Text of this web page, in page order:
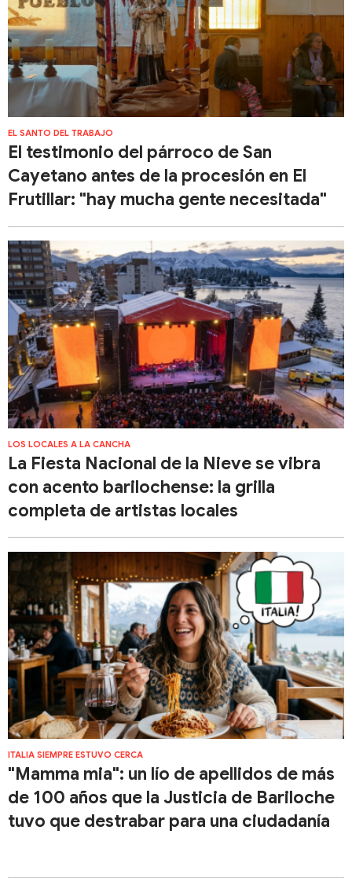
EL SANTO DEL TRABAJO
El testimonio del párroco de San
Cayetano antes de la procesión en El
Frutillar: "hay mucha gente necesitada"
LOS LOCALES A LA CANCHA
La Fiesta Nacional de la Nieve se vibra
con acento barilochense: la grilla
completa de artistas locales
ITALIA SIEMPRE ESTUVO CERCA
"Mamma mia": un lío de apellidos de más
de 100 años que la Justicia de Bariloche
tuvo que destrabar para una ciudadanía